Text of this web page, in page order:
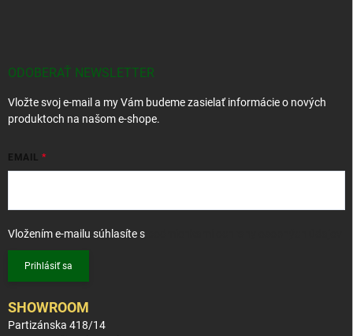
ODOBERAŤ NEWSLETTER
Vložte svoj e-mail a my Vám budeme zasielať informácie o nových
produktoch na našom e-shope.
EMAIL
Vložením e-mailu súhlasíte s
Prihlásiť sa
SHOWROOM
Partizánska 418/14